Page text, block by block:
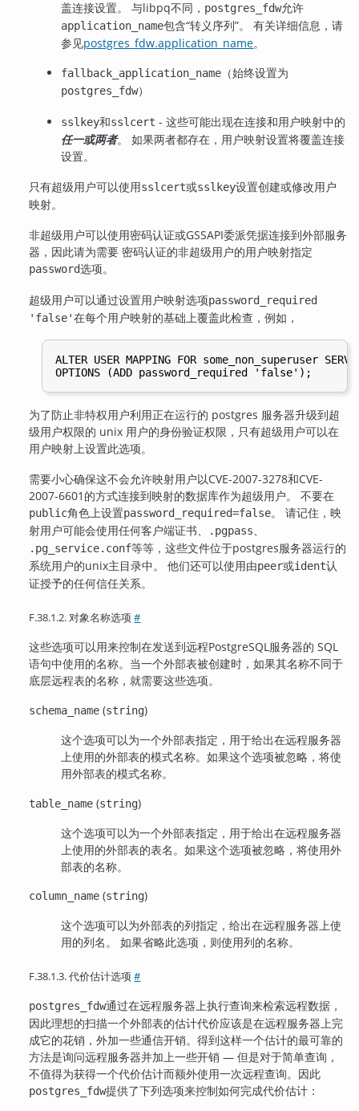
盖连接设置。 与libpq不同， postgres_fdw允许
application_name包含“转义序列”。 有关详细信息，请
参见postgres_fdw.application_name。
fallback_application_name （始终设置为
postgres_fdw）
sslkey和sslcert - 这些可能出现在连接和用户映射中的
任一或两者。 如果两者都存在，用户映射设置将覆盖连接
设置。
只有超级用户可以使用sslcert或sslkey设置创建或修改用户
映射。
非超级用户可以使用密码认证或GSSAPI委派凭据连接到外部服务
器，因此请为需要 密码认证的非超级用户的用户映射指定
password选项。
超级用户可以通过设置用户映射选项password_required
'false'在每个用户映射的基础上覆盖此检查，例如，
ALTER USER MAPPING FOR some_non_superuser
为了防止非特权用户利用正在运行的 postgres 服务器升级到超
级用户权限的 unix 用户的身份验证权限，只有超级用户可以在
用户映射上设置此选项。
需要小心确保这不会允许映射用户以CVE-2007-3278和CVE-
2007-6601的方式连接到映射的数据库作为超级用户。 不要在
public角色上设置password_required=false。 请记住，映
射用户可能会使用任何客户端证书、
.pgpass、
.pg_service.conf等等，这些文件位于postgres服务器运行的
系统用户的unix主目录中。 他们还可以使用由peer或ident认
证授予的任何信任关系。
F.38.1.2. 对象名称选项#
这些选项可以用来控制在发送到远程PostgreSQL服务器的 SQL
语句中使用的名称。当一个外部表被创建时，如果其名称不同于
底层远程表的名称，就需要这些选项。
schema_name (string)
这个选项可以为一个外部表指定，用于给出在远程服务器
上使用的外部表的模式名称。如果这个选项被忽略，将使
用外部表的模式名称。
table_name (string)
这个选项可以为一个外部表指定，用于给出在远程服务器
上使用的外部表的表名。如果这个选项被忽略，将使用外
部表的名称。
column_name (string)
这个选项可以为外部表的列指定，给出在远程服务器上使
用的列名。 如果省略此选项，则使用列的名称。
F.38.1.3. 代价估计选项#
postgres_fdw通过在远程服务器上执行查询来检索远程数据，
因此理想的扫描一个外部表的估计代价应该是在远程服务器上完
成它的花销，外加一些通信开销。得到这样一个估计的最可靠的
方法是询问远程服务器并加上一些开销 — 但是对于简单查询，
不值得为获得一个代价估计而额外使用一次远程查询。因此
postgres_fdw提供了下列选项来控制如何完成代价估计：